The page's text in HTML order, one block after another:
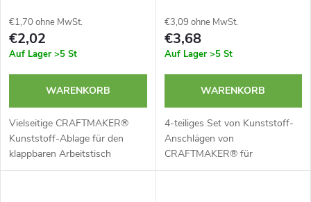
€1,70 ohne MwSt.
€2,02
Auf Lager >5 St
WARENKORB
Vielseitige CRAFTMAKER®
Kunststoff-Ablage für den
klappbaren Arbeitstisch
ProStation S30. Ein praktisches
€3,09 ohne MwSt.
€3,68
Auf Lager >5 St
WARENKORB
4-teiliges Set von Kunststoff-
Anschlägen von
CRAFTMAKER® für
Werkbänke, Arbeitsstationen,